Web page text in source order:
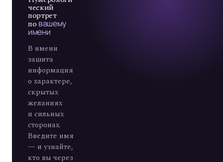
ческий
портрет
по вашему
имени
В имени
зашита
информация
о характере,
скрытых
желаниях
и сильных
сторонах.
Введите имя
— и узнайте,
кто вы через